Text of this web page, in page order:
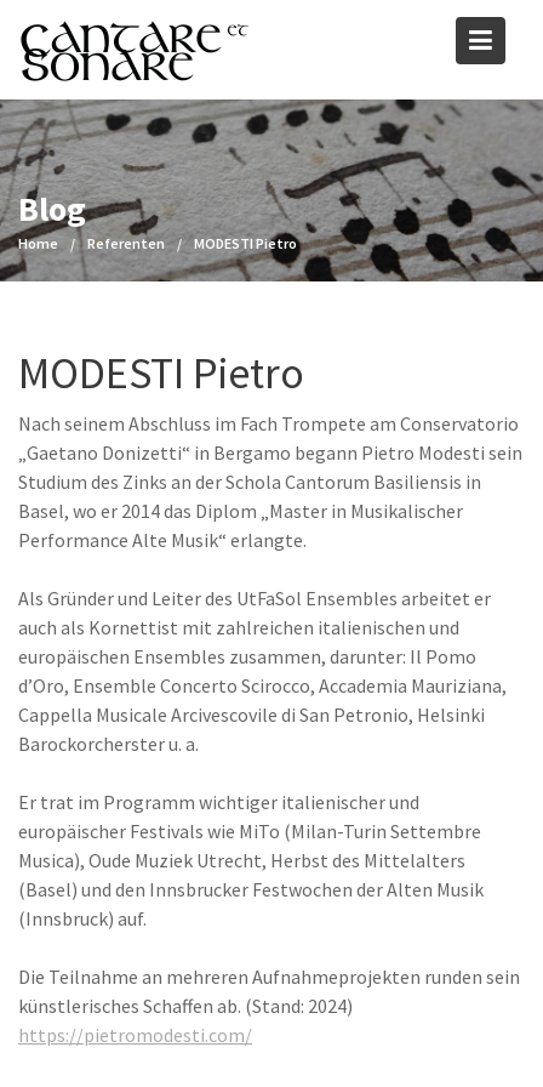
content
Blog
Home Referenten MODESTI Pietro
MODESTI Pietro
Nach seinem Abschluss im Fach Trompete am Conservatorio
„Gaetano Donizetti“ in Bergamo begann Pietro Modesti sein
Studium des Zinks an der Schola Cantorum Basiliensis in
Basel, wo er 2014 das Diplom „Master in Musikalischer
Performance Alte Musik“ erlangte.
Als Gründer und Leiter des UtFaSol Ensembles arbeitet er
auch als Kornettist mit zahlreichen italienischen und
europäischen Ensembles zusammen, darunter: Il Pomo
d’Oro, Ensemble Concerto Scirocco, Accademia Mauriziana,
Cappella Musicale Arcivescovile di San Petronio, Helsinki
Barockorchersteru. a.
Er trat im Programm wichtiger italienischer und
europäischer Festivals wie MiTo (Milan-Turin Settembre
Musica), Oude Muziek Utrecht, Herbst des Mittelalters
(Basel) und den Innsbrucker Festwochen der Alten Musik
(Innsbruck) auf.
Die Teilnahme an mehreren Aufnahmeprojekten runden sein
künstlerisches Schaffen ab. (Stand: 2024)
https://pietromodesti.com/